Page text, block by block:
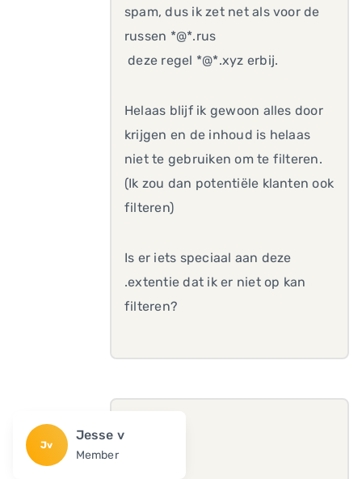
spam, dus ik zet net als voor de
russen *@*.rus
deze regel *@*.xyz erbij.
Helaas blijf ik gewoon alles door
krijgen en de inhoud is helaas
niet te gebruiken om te filteren.
(Ik zou dan potentiële klanten ook
filteren)
Is er iets speciaal aan deze
.extentie dat ik er niet op kan
filteren?
Jv
Jesse v
Member